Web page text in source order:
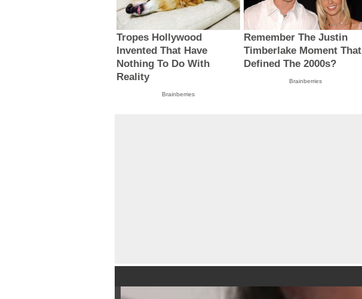
Tropes Hollywood
Invented That Have
Nothing To Do With
Reality
Brainberries
Remember The Justin
Timberlake Moment That
Defined The 2000s?
Brainberries